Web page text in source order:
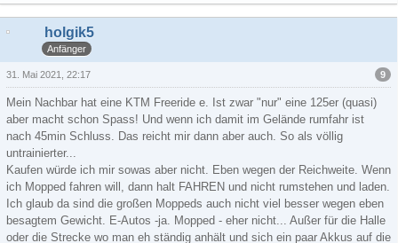
holgik5
Anfänger
9
31. Mai 2021, 22:17
Mein Nachbar hat eine KTM Freeride e. Ist zwar "nur" eine 125er (quasi)
aber macht schon Spass! Und wenn ich damit im Gelände rumfahr ist
nach 45min Schluss. Das reicht mir dann aber auch. So als völlig
untrainierter...
Kaufen würde ich mir sowas aber nicht. Eben wegen der Reichweite. Wenn
ich Mopped fahren will, dann halt FAHREN und nicht rumstehen und laden.
Ich glaub da sind die großen Moppeds auch nicht viel besser wegen eben
besagtem Gewicht. E-Autos -ja. Mopped - eher nicht... Außer für die Halle
oder die Strecke wo man eh ständig anhält und sich ein paar Akkus auf die